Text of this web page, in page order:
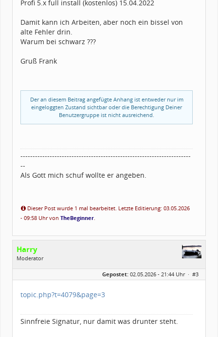
Profi 5.x full install (kostenlos) 15.04.2022
Damit kann ich Arbeiten, aber noch ein bissel von
alte Fehler drin.
Warum bei schwarz ???
Gruß Frank
Der an diesem Beitrag angefügte Anhang ist entweder nur im
eingeloggten Zustand sichtbar oder die Berechtigung Deiner
Benutzergruppe ist nicht ausreichend.
----------------------------------------------------------------------
--
Als Gott mich schuf wollte er angeben.
Dieser Post wurde 1 mal bearbeitet. Letzte Editierung: 03.05.2026
- 09:58 Uhr von TheBeginner
Harry
Moderator
Geschlecht:
zwischen Augsburg und Ulm
Alter:
61
Dabei seit:
03 / 2003
Gepostet: 02.05.2026 - 21:44 Uhr · #3
topic.php?t=4079&page=3
Sinnfreie Signatur, nur damit was drunter steht.